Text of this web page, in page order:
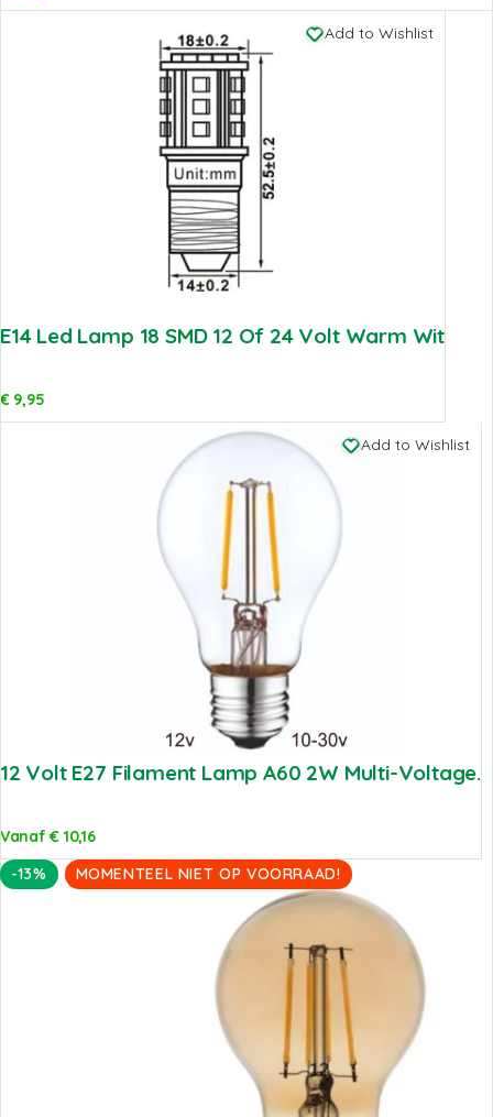
Add to Wishlist
E14 Led Lamp 18 SMD 12 Of 24 Volt Warm Wit
€9,95
Add to Wishlist
12 Volt E27 Filament Lamp A60 2W Multi-Voltage.
Vanaf€ 10,16
-13%
MOMENTEEL NIET OP VOORRAAD!